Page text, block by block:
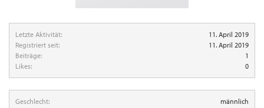
Letzte Aktivität:
11. April 2019
Registriert seit:
11. April 2019
Beiträge:
1
Likes:
0
Geschlecht: männlich